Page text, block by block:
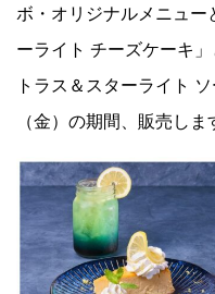
ボ・オリジナルメニュー
ーライト チーズケーキ
トラス＆スターライト
（金）の期間、販売しま